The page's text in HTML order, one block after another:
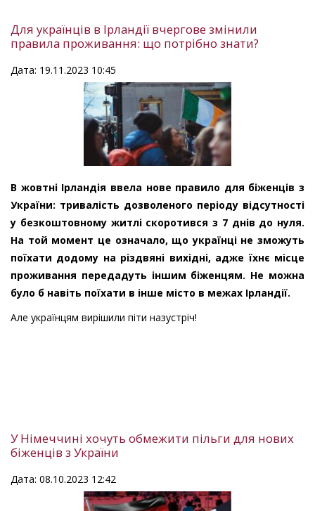
Для українців в Ірландії вчергове змінили
правила проживання: що потрібно знати?
Дата: 19.11.2023 10:45
В жовтні Ірландія ввела нове правило для біженців з
України: тривалість дозволеного періоду відсутності
у безкоштовному житлі скоротився з 7 днів до нуля.
На той момент це означало, що українці не зможуть
поїхати додому на різдвяні вихідні, адже їхнє місце
проживання передадуть іншим біженцям. Не можна
було б навіть поїхати в інше місто в межах Ірландії.
Але українцям вирішили піти назустріч!
У Німеччині хочуть обмежити пільги для нових
біженців з України
Дата: 08.10.2023 12:42